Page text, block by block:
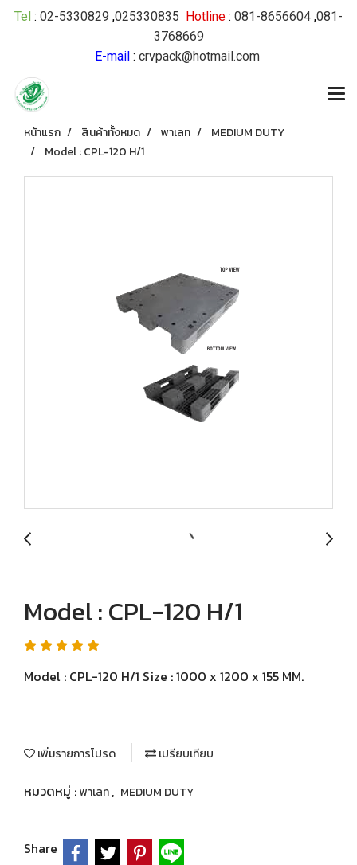
Tel : 02-5330829 ,025330835 Hotline : 081-8656604 ,081-
3768669
E-mail: crvpack@hotmail.com
หน้าแรก สินค้าทั้งหมด พาเลท
MEDIUM DUTY
Model : CPL-120 H/1
Model : CPL-120 H/1
Model : CPL-120 H/1 Size : 1000 x 1200 x 155 MM.
เพิ่มรายการโปรด เปรียบเทียบ
หมวดหมู่ :พาเลท, MEDIUM DUTY
Share